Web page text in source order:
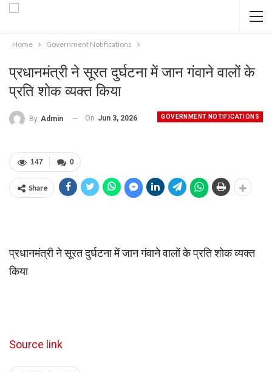
Home Government Notifications
प्रधानमंत्री ने सूरत दुर्घटना में जान गंवाने वालों के
प्रति शोक व्यक्त किया
GOVERNMENT NOTIFICATIONS
By Admin On Jun 3, 2026
0
147
Share
प्रधानमंत्री ने सूरत दुर्घटना में जान गंवाने वालों के प्रति शोक व्यक्त
किया
Source link